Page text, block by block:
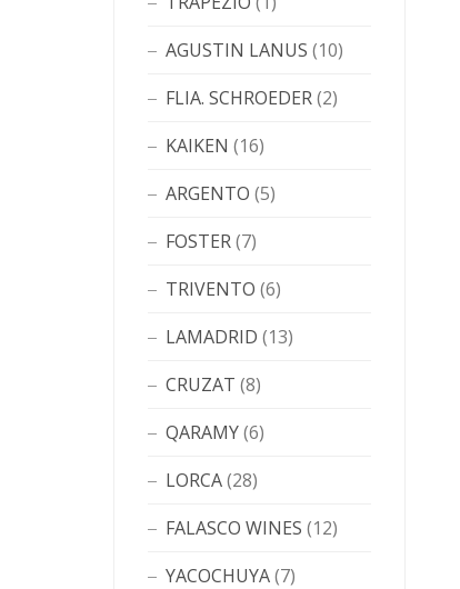
AGUSTIN LANUS (10)
FLIA. SCHROEDER(2)
KAIKEN (16)
ARGENTO (5)
FOSTER(7)
TRIVENTO (6)
LAMADRID (13)
CRUZAT (8)
QARAMY(6)
LORCA(28)
FALASCO WINES (12)
YACOCHUYA(7)